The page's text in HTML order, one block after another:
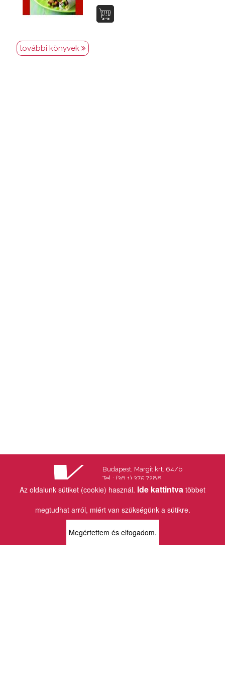
Az oldalunk sütiket (cookie) használ. Ide kattintva többet
megtudhat arról, miért van szükségünk a sütikre.
Megértettem és elfogadom.
további könyvek
Budapest, Margit krt. 64/b
Tel.: (36 1) 375 7288
Fax.: (36 1) 202 7145
Email: